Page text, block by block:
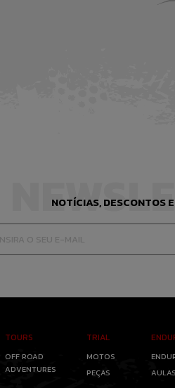
NOTÍCIAS, DESCONTOS
TOURS
OFF ROAD
ADVENTURES
TRIAL
MOTOS
PEÇAS